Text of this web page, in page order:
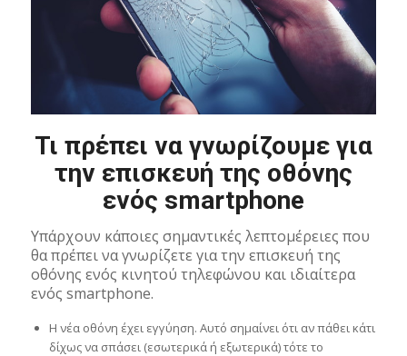
Τι πρέπει να γνωρίζουμε για
την επισκευή της οθόνης
ενός smartphone
Υπάρχουν κάποιες σημαντικές λεπτομέρειες που
θα πρέπει να γνωρίζετε για την επισκευή της
οθόνης ενός κινητού τηλεφώνου και ιδιαίτερα
ενός smartphone.
H νέα οθόνη έχει εγγύηση. Αυτό σημαίνει ότι αν πάθει κάτι
δίχως να σπάσει (εσωτερικά ή εξωτερικά) τότε το